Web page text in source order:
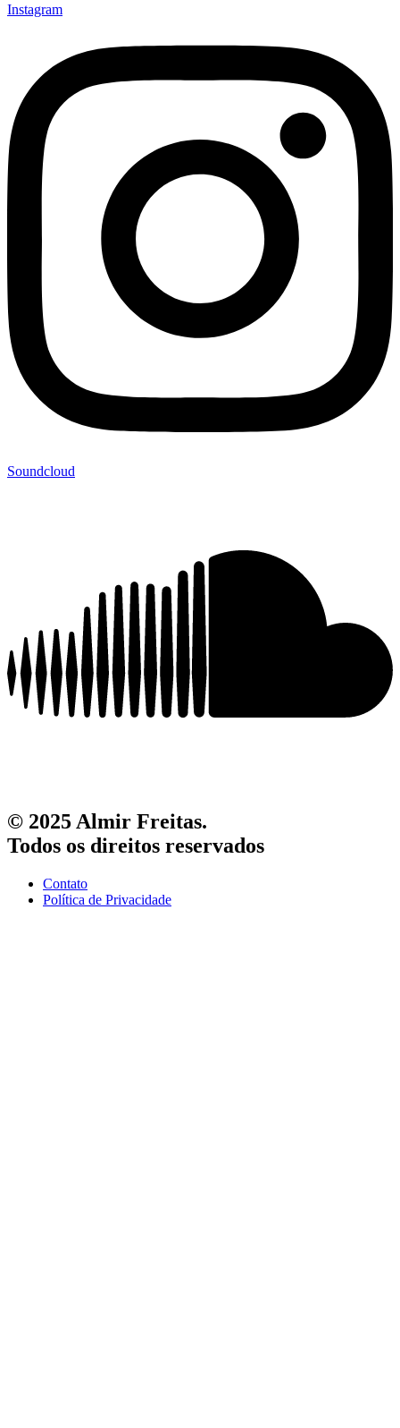
Instagram
Soundcloud
© 2025 Almir Freitas.
Todos os direitos reservados
Contato
Política de Privacidade